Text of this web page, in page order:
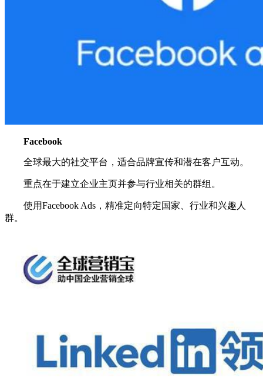
Facebook
全球最大的社交平台，适合品牌宣传和潜在客户互动。
重点在于建立企业主页并参与行业相关的群组。
使用Facebook Ads，精准定向特定国家、行业和兴趣人
群。